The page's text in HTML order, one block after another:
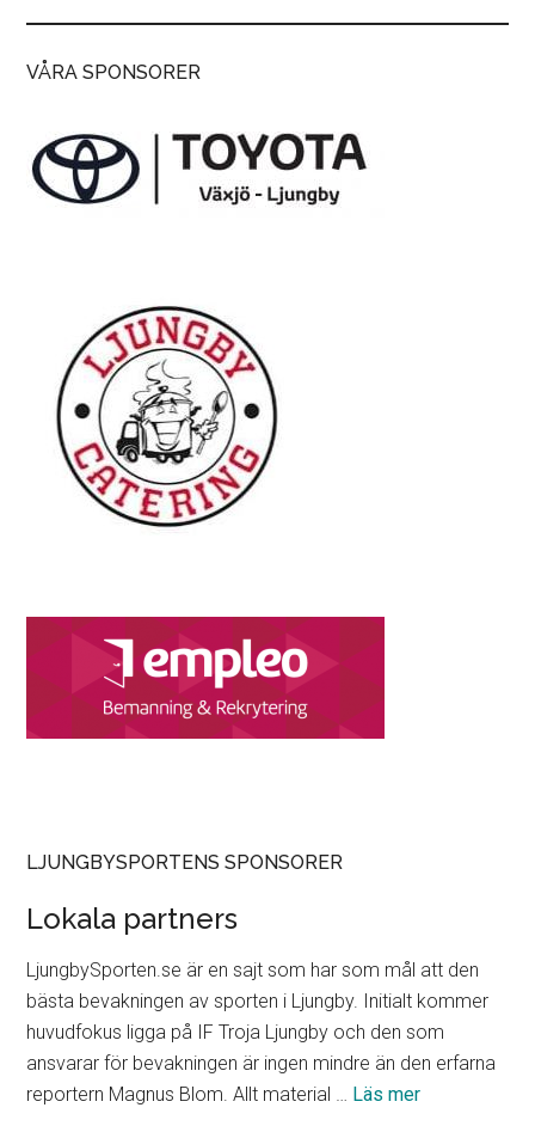
VÅRA SPONSORER
LJUNGBYSPORTENS SPONSORER
Lokala partners
LjungbySporten.se är en sajt som har som mål att den
bästa bevakningen av sporten i Ljungby. Initialt kommer
huvudfokus ligga på IF Troja Ljungby och den som
ansvarar för bevakningen är ingen mindre än den erfarna
reportern Magnus Blom. Allt material … Läs merom